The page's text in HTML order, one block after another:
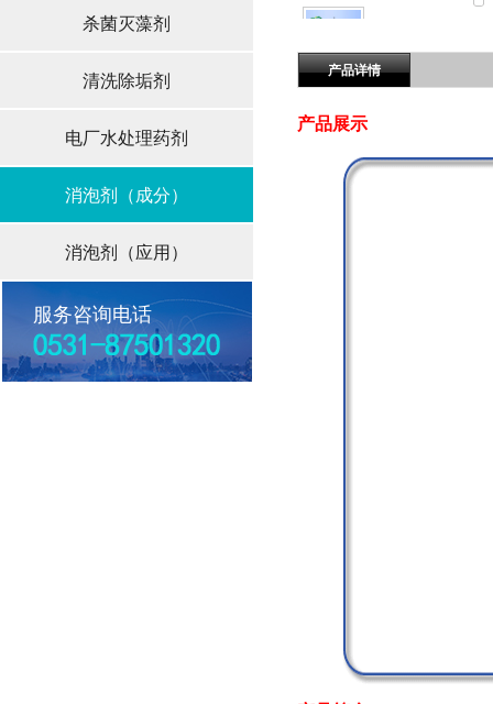
杀菌灭藻剂
清洗除垢剂
电厂水处理药剂
消泡剂（成分）
消泡剂（应用）
服务咨询电话
产品详情
产品展示